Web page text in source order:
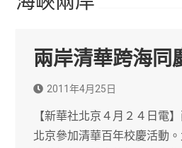
兩岸清華跨海同
2011年4月25日
【新華社北京４月２４日電
北京參加清華百年校慶活動